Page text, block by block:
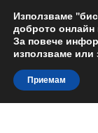
Skip
to
navigation
Skip
to
content
Използваме
доброто онлайн
За повече
използваме или
Приемам